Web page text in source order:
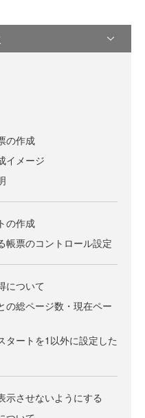
の作成
イメージ
の作成
帳票のコントロール設定
について
の総ページ数・現在ペー
タートを1以外に設定した
示させないようにする